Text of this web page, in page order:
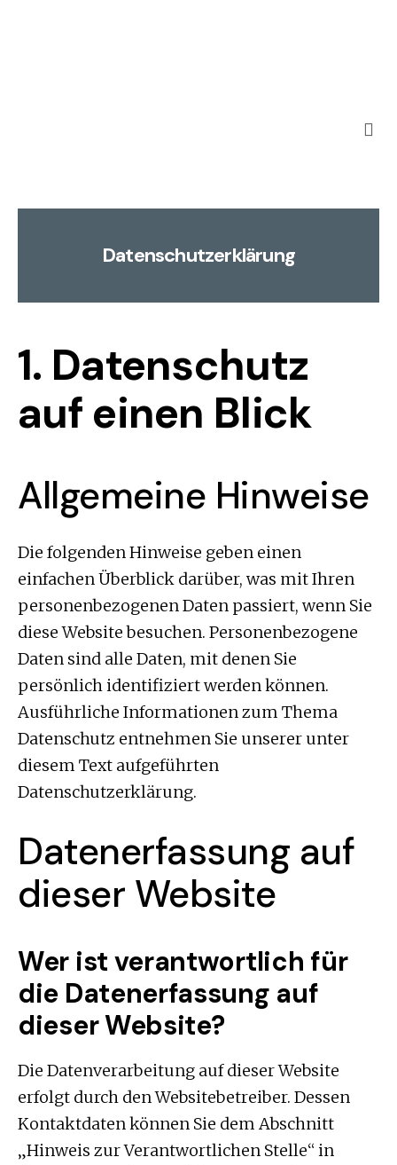
Datenschutzerklärung
1. Datenschutz
auf einen Blick
Allgemeine Hinweise
Die folgenden Hinweise geben einen
einfachen Überblick darüber, was mit Ihren
personenbezogenen Daten passiert, wenn Sie
diese Website besuchen. Personenbezogene
Daten sind alle Daten, mit denen Sie
persönlich identifiziert werden können.
Ausführliche Informationen zum Thema
Datenschutz entnehmen Sie unserer unter
diesem Text aufgeführten
Datenschutzerklärung.
Datenerfassung auf
dieser Website
Wer ist verantwortlich für
die Datenerfassung auf
dieser Website?
Die Datenverarbeitung auf dieser Website
erfolgt durch den Websitebetreiber. Dessen
Kontaktdaten können Sie dem Abschnitt
„Hinweis zur Verantwortlichen Stelle“ in